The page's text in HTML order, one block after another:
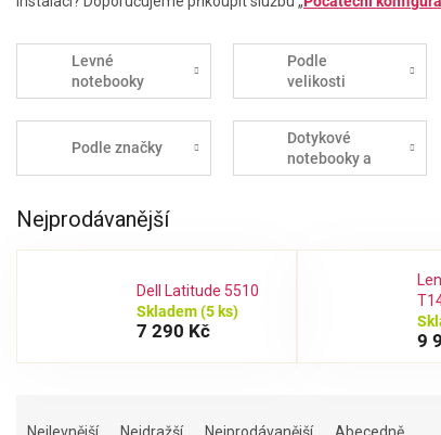
Levné
notebooky
Podle
velikosti
Podle značky
Dotykové
notebooky a
tablety
Nejprodávanější
Dell Latitude 5510
Skladem(5 ks)
7 290 Kč 9